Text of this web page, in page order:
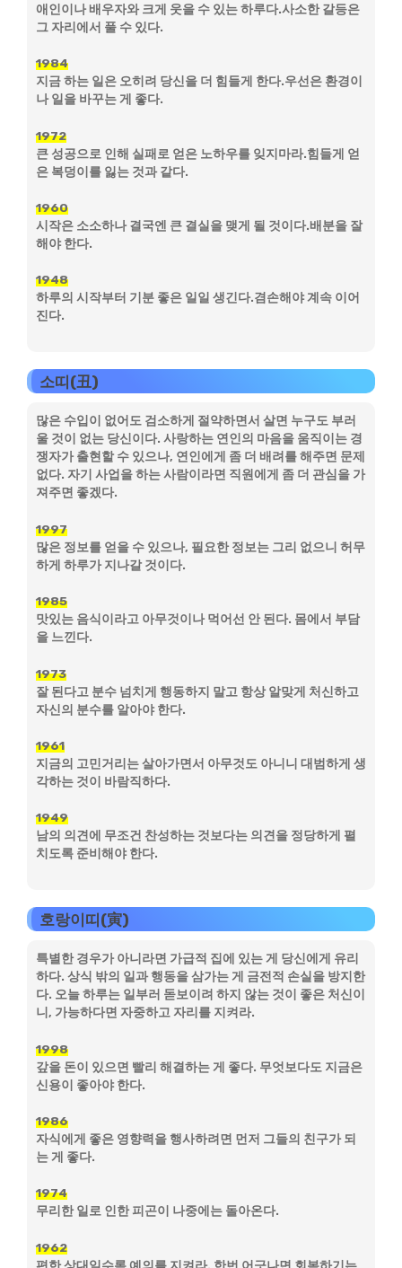
애인이나 배우자와 크게 웃을 수 있는 하루다.사소한 갈등은
그 자리에서 풀 수 있다.
1984
지금 하는 일은 오히려 당신을 더 힘들게 한다.우선은 환경이
나 일을 바꾸는 게 좋다.
1972
큰 성공으로 인해 실패로 얻은 노하우를 잊지마라.힘들게 얻
은 복덩이를 잃는 것과 같다.
1960
시작은 소소하나 결국엔 큰 결실을 맺게 될 것이다.배분을 잘
해야 한다.
1948
하루의 시작부터 기분 좋은 일일 생긴다.겸손해야 계속 이어
진다.
소띠(丑)
많은 수입이 없어도 검소하게 절약하면서 살면 누구도 부러
울 것이 없는 당신이다. 사랑하는 연인의 마음을 움직이는 경
쟁자가 출현할 수 있으나, 연인에게 좀 더 배려를 해주면 문제
없다. 자기 사업을 하는 사람이라면 직원에게 좀 더 관심을 가
져주면 좋겠다.
1997
많은 정보를 얻을 수 있으나, 필요한 정보는 그리 없으니 허무
하게 하루가 지나갈 것이다.
1985
맛있는 음식이라고 아무것이나 먹어선 안 된다. 몸에서 부담
을 느낀다.
1973
잘 된다고 분수 넘치게 행동하지 말고 항상 알맞게 처신하고
자신의 분수를 알아야 한다.
1961
지금의 고민거리는 살아가면서 아무것도 아니니 대범하게 생
각하는 것이 바람직하다.
1949
남의 의견에 무조건 찬성하는 것보다는 의견을 정당하게 펼
치도록 준비해야 한다.
호랑이띠(寅)
특별한 경우가 아니라면 가급적 집에 있는 게 당신에게 유리
하다. 상식 밖의 일과 행동을 삼가는 게 금전적 손실을 방지한
다. 오늘 하루는 일부러 돋보이려 하지 않는 것이 좋은 처신이
니, 가능하다면 자중하고 자리를 지켜라.
1998
갚을 돈이 있으면 빨리 해결하는 게 좋다. 무엇보다도 지금은
신용이 좋아야 한다.
1986
자식에게 좋은 영향력을 행사하려면 먼저 그들의 친구가 되
는 게 좋다.
1974
무리한 일로 인한 피곤이 나중에는 돌아온다.
1962
편한 상대일수록 예의를 지켜라. 한번 어긋나면 회복하기는